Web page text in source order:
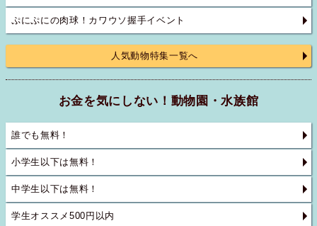
ぷにぷにの肉球！カワウソ握手イベント
人気動物特集一覧へ
お金を気にしない！動物園・水族館
誰でも無料！
小学生以下は無料！
中学生以下は無料！
学生オススメ500円以内